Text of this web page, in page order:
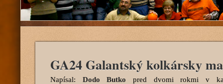
GA24 Galantský kolkársky
Napísal: Dodo Butko pred dvomi rokmi v